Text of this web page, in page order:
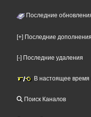
Последние
[+] Последние
[-] Последние удаления
В настоящее
Поиск Каналов